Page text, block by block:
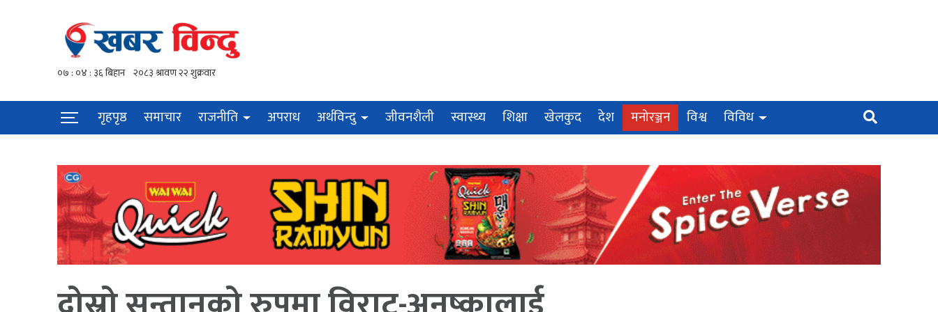
गृहपृष्ठ समाचार राजनीति अपराध अर्थविन्दु जीवनशैली स्वास्थ्य शिक्षा खेलकुद देश मनोरञ्जन विश्व विविध